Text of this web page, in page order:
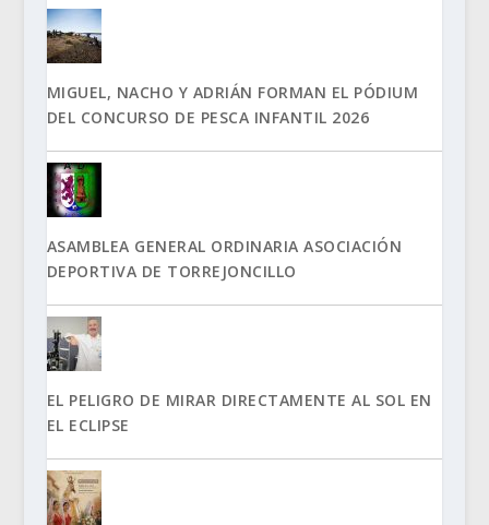
MIGUEL, NACHO Y ADRIÁN FORMAN EL PÓDIUM
DEL CONCURSO DE PESCA INFANTIL 2026
ASAMBLEA GENERAL ORDINARIA ASOCIACIÓN
DEPORTIVA DE TORREJONCILLO
EL PELIGRO DE MIRAR DIRECTAMENTE AL SOL EN
EL ECLIPSE